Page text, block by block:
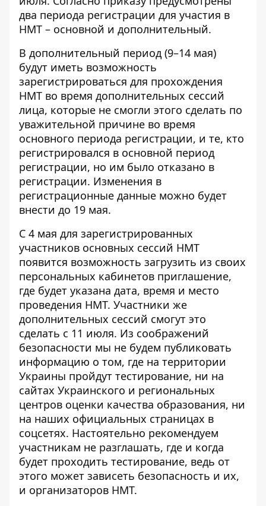
два периода регистрации для участия в
НМТ – основной и дополнительный.
В дополнительный период (9–14 мая)
будут иметь возможность
зарегистрироваться для прохождения
НМТ во время дополнительных сессий
лица, которые не смогли этого сделать по
уважительной причине во время
основного периода регистрации, и те, кто
регистрировался в основной период
регистрации, но им было отказано в
регистрации. Изменения в
регистрационные данные можно будет
внести до 19 мая.
С 4 мая для зарегистрированных
участников основных сессий НМТ
появится возможность загрузить из своих
персональных кабинетов приглашение,
где будет указана дата, время и место
проведения НМТ. Участники же
дополнительных сессий смогут это
сделать с 11 июля. Из соображений
безопасности мы не будем публиковать
информацию о том, где на территории
Украины пройдут тестирование, ни на
сайтах Украинского и региональных
центров оценки качества образования, ни
на наших официальных страницах в
соцсетях. Настоятельно рекомендуем
участникам не разглашать, где и когда
будет проходить тестирование, ведь от
этого может зависеть безопасность и их,
и организаторов НМТ.